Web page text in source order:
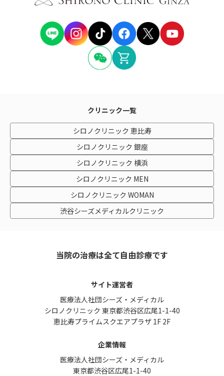
クリニック一覧
シロノクリニック 恵比寿
シロノクリニック 銀座
シロノクリニック 横浜
シロノクリニック MEN
シロノクリニック WOMAN
渋谷シーズメディカルクリニック
当院の治療は全て自由診療です
サイト運営者
医療法人社団シーズ・メディカル
シロノクリニック 東京都渋谷区広尾1-1-40
恵比寿プライムスクエアプラザ 1F 2F
企業情報
医療法人社団シーズ・メディカル
東京都渋谷区広尾1-1-40